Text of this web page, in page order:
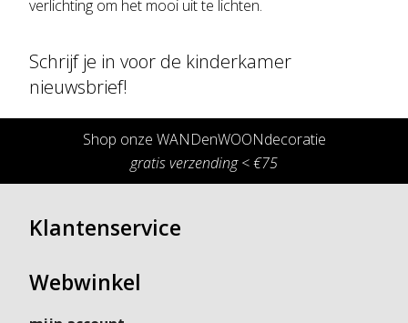
verlichting om het mooi uit te lichten.
Schrijf je in voor de kinderkamer
nieuwsbrief!
Shop onze WANDenWOONdecoratie
gratis verzending < €75
Klantenservice
Webwinkel